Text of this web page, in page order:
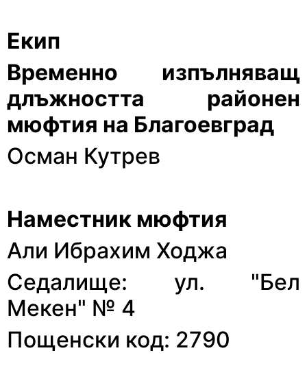
Екип
Временно изпълняващ
длъжността районен
мюфтия на Благоевград
Осман Кутрев
Наместник мюфтия
Али Ибрахим Ходжа
Седалище: ул. "Бел
Мекен" № 4
Пощенски код: 2790